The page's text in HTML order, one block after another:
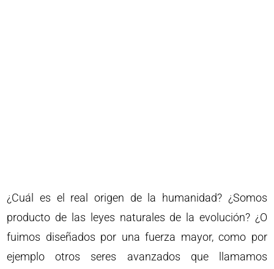
¿Cuál es el real origen de la humanidad? ¿Somos
producto de las leyes naturales de la evolución? ¿O
fuimos diseñados por una fuerza mayor, como por
ejemplo otros seres avanzados que llamamos